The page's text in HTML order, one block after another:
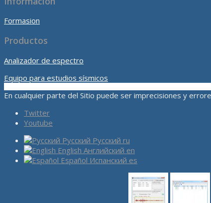
Formasion
Productos
Analizador de espectro
Equipo para estudios sísmicos
En cualquier parte del Sitio puede ser imprecisiones y
Twitter
Youtube
Русский Русский ru
English Английский en
Español Испанский es